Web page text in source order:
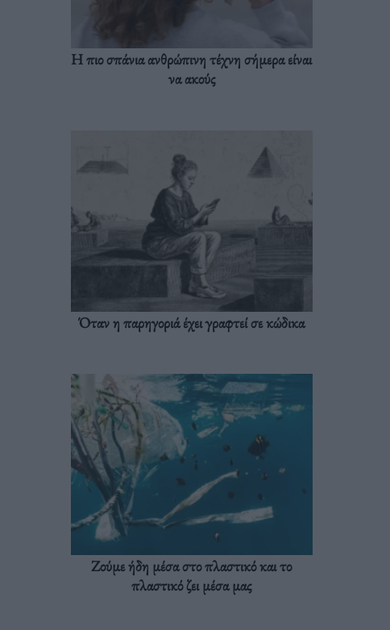
Η πιο σπάνια ανθρώπινη τέχνη σήμερα είναι
να ακούς
Όταν η παρηγοριά έχει γραφτεί σε κώδικα
Ζούμε ήδη μέσα στο πλαστικό και το
πλαστικό ζει μέσα μας